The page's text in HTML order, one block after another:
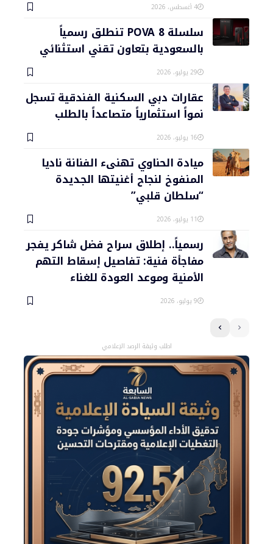
4 أغسطس، 2026
سلسلة POVA 8 تنطلق رسمياً
بالسعودية بتعاون تقني استثنائي
29 يوليو، 2026
عقارات دبي السكنية الفندقية تسجل
نمواً استثمارياً متصاعداً بالطلب
16 يوليو، 2026
ميادة الحناوي تهنىء الفنانة ناديا
المنفوخ لنجاح أغنيتها الجديدة
“سلطان قلبي”
11 يوليو، 2026
رسمياً.. إطلاق سراح فضل شاكر يفجر
مفاجأة فنية: تفاصيل إسقاط التهم
الأمنية وموعد العودة للغناء
9 يوليو، 2026
اطلب وثيقة الرصد الإعلامي